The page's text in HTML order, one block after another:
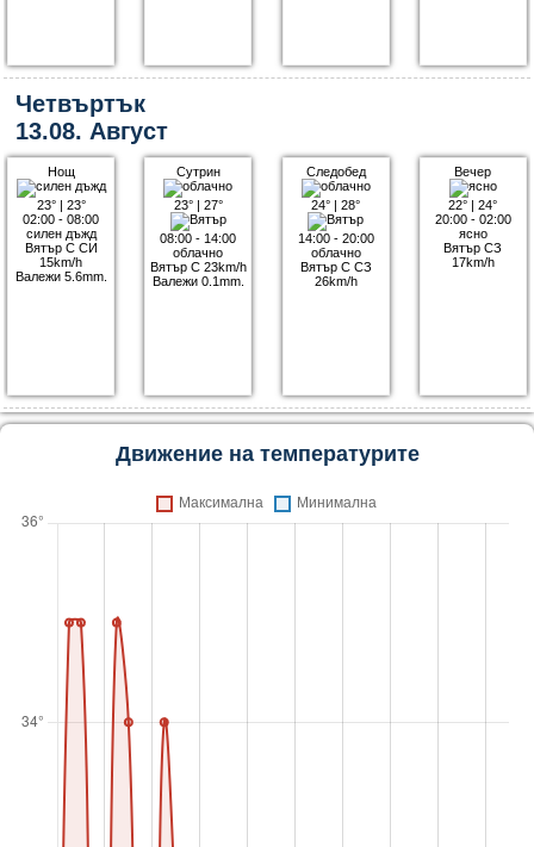
Четвъртък
13.08. Август
Нощ
23°| 23°
02:00 - 08:00
силен дъжд
Вятър С СИ
15km/h
Валежи 5.6mm.
Сутрин
23°| 27°
08:00 - 14:00
облачно
Вятър С 23km/h
Валежи 0.1mm.
Следобед
24° |28°
14:00 - 20:00
облачно
Вятър С СЗ
26km/h
Вечер
22° |24°
20:00 - 02:00
ясно
Вятър СЗ
17km/h
Движение на температурите